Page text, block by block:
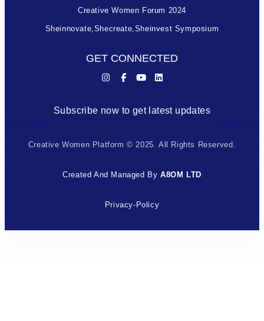
Creative Women Forum 2024
Sheinnovate,shecreate,sheinvest Symposium
GET CONNECTED
Subscribe now to get latest updates
Creative Women Platform © 2025. All Rights Reserved.
Created And Managed By A8OM LTD
Privacy-Policy